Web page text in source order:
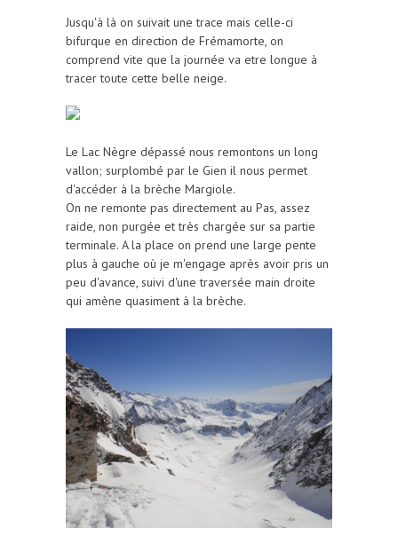
Jusqu'à là on suivait une trace mais celle-ci
bifurque en direction de Frémamorte, on
comprend vite que la journée va etre longue à
tracer toute cette belle neige.
Le Lac Nègre dépassé nous remontons un long
vallon; surplombé par le Gien il nous permet
d'accéder à la brèche Margiole.
On ne remonte pas directement au Pas, assez
raide, non purgée et très chargée sur sa partie
terminale. A la place on prend une large pente
plus à gauche où je m'engage après avoir pris un
peu d'avance, suivi d'une traversée main droite
qui amène quasiment à la brèche.